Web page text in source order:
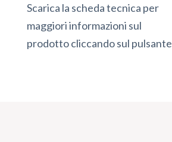
Scarica la scheda tecnica per
maggiori informazioni sul
prodotto cliccando sul pulsante